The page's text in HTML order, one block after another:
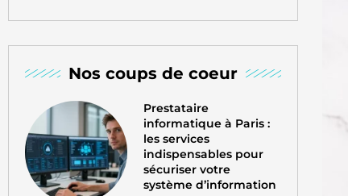
Nos coups de coeur
Prestataire
informatique à Paris :
les services
indispensables pour
sécuriser votre
système d’information